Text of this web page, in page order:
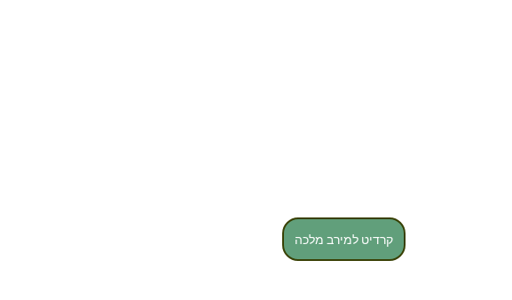
קרדיט למירב מלכה